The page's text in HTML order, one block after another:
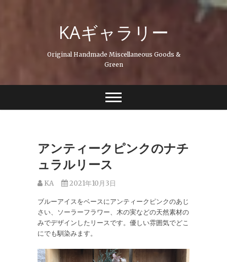
KAギャラリー
Original Handmade Miscellaneous Goods &
Green
アンティークピンクのナチ
ュラルリース
KA 2021年10月3日
ブルーアイスをベースにアンティークピンクのあじ
さい、ソーラーフラワー、木の実などの天然素材の
みでデザインしたリースです。優しい雰囲気でどこ
にでも馴染みます。